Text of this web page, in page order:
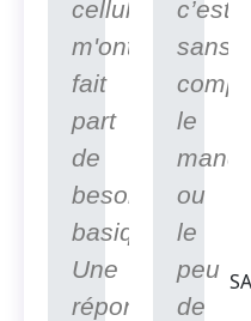
cellules
m'ont
fait
part
de
besoins
basiques.
Une
réponse
c’est
sans
le
ou
le
peu
de